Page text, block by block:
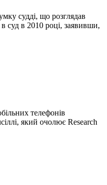
судді, що розглядав
суд в 2010 році, заявивши,
телефонів
який очолює Research